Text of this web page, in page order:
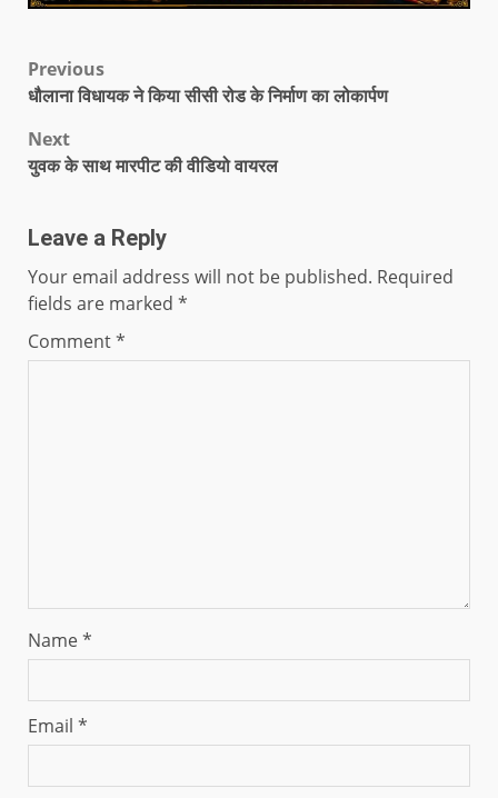
Previous
धौलाना विधायक ने किया सीसी रोड के निर्माण का लोकार्पण
Next
युवक के साथ मारपीट की वीडियो वायरल
Leave a Reply
Your email address will not be published. Required
fields are marked *
Comment*
Name*
Email *